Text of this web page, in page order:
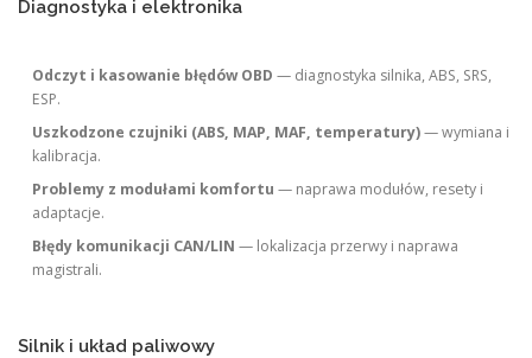
Diagnostyka i elektronika
Odczyt i kasowanie błędów OBD — diagnostyka silnika, ABS, SRS,
ESP.
Uszkodzone czujniki (ABS, MAP, MAF, temperatury)— wymiana i
kalibracja.
Problemy z modułami komfortu — naprawa modułów, resety i
adaptacje.
Błędy komunikacji CAN/LIN — lokalizacja przerwy i naprawa
magistrali.
Silnik i układ paliwowy